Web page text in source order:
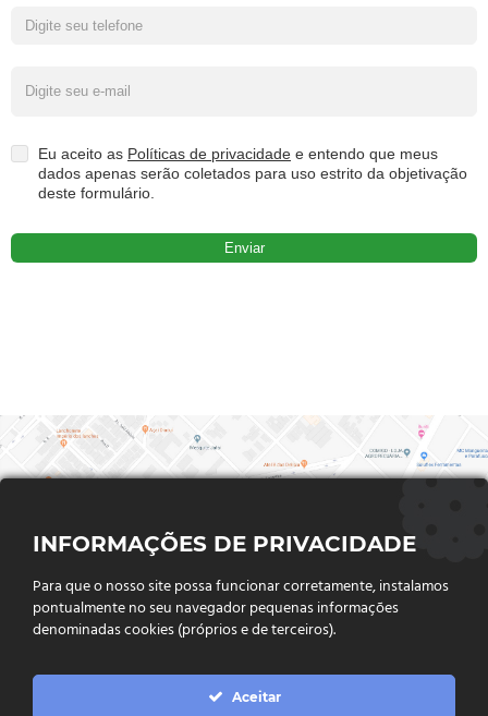
Eu aceito as Políticas de privacidade e entendo que meus
dados apenas serão coletados para uso estrito da objetivação
deste formulário.
FALE CONOSCO
INFORMAÇÕES DE PRIVACIDADE
Para que o nosso site possa funcionar corretamente, instalamos
pontualmente no seu navegador pequenas informações
denominadas cookies (próprios e de terceiros).
Aceitar